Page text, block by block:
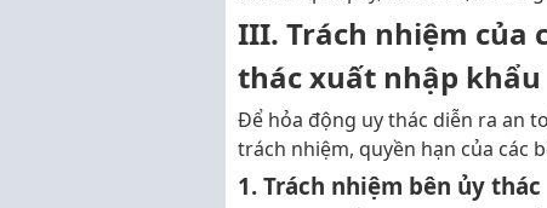
III. Trách nhiệm của
thác xuất nhập khẩu
Để hỏa động uy thác diễn ra an
trách nhiệm, quyền hạn của các
1. Trách nhiệm bên ủy thác